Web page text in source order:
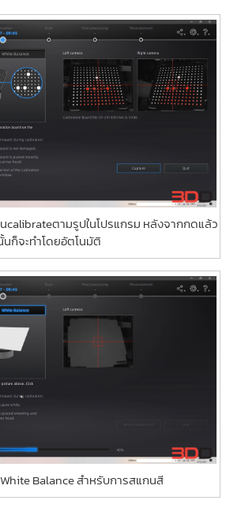
calibrateตามรูปในโปรแกรม หลังจากกดแล้ว
นก็จะทำโดยอัตโนมัติ
Balance สำหรับการสแกนสี